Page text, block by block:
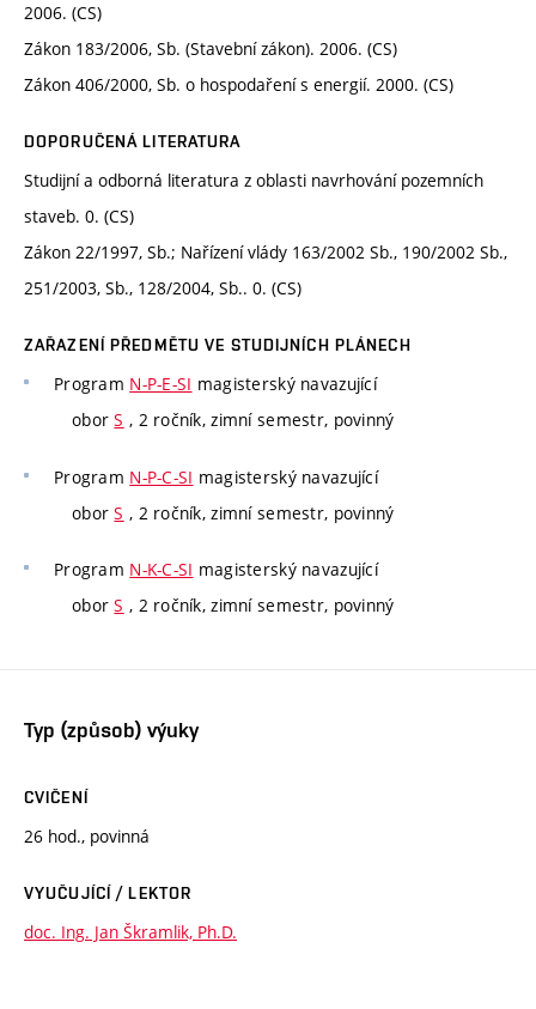
2006. (CS)
Zákon 183/2006, Sb. (Stavební zákon). 2006. (CS)
Zákon 406/2000, Sb. o hospodaření s energií. 2000. (CS)
DOPORUČENÁ LITERATURA
Studijní a odborná literatura z oblasti navrhování pozemních
staveb. 0. (CS)
Zákon 22/1997, Sb.; Nařízení vlády 163/2002 Sb., 190/2002 Sb.,
251/2003, Sb., 128/2004, Sb.. 0. (CS)
ZAŘAZENÍ PŘEDMĚTU VE STUDIJNÍCH PLÁNECH
Program N-P-E-SI magisterský navazující
oborS , 2 ročník, zimní semestr, povinný
Program N-P-C-SI magisterský navazující
oborS , 2 ročník, zimní semestr, povinný
Program N-K-C-SI magisterský navazující
oborS , 2 ročník, zimní semestr, povinný
Typ (způsob) výuky
CVIČENÍ
26 hod., povinná
VYUČUJÍCÍ / LEKTOR
doc. Ing. Jan Škramlik, Ph.D.